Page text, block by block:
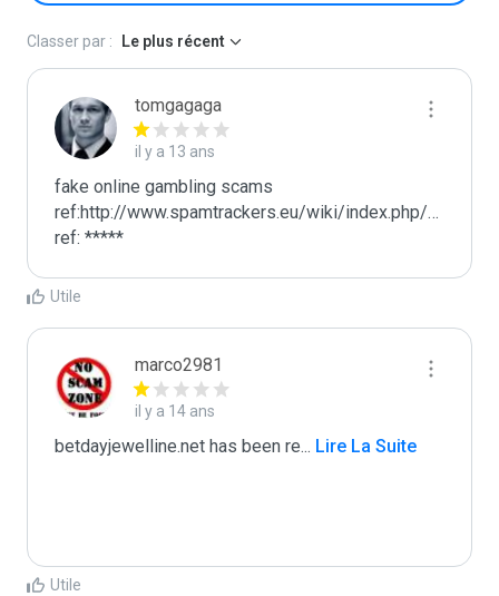
Classer par : Le plus récent
tomgagaga
il y a 13 ans
fake online gambling scams
ref:http://www.spamtrackers.eu/wiki/index.php/
ref: *****
Utile
marco2981
il y a 14 ans
betdayjewelline.net has been re... Lire La Suite
Utile